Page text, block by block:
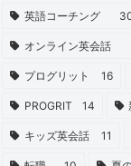
英語コーチング
オンライン英会話
プログリット 16
PROGRIT 14
キッズ英会話 11